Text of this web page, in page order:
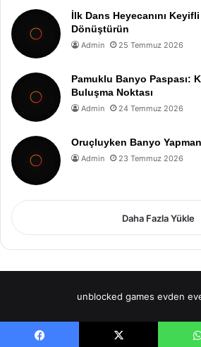
İlk Dans Heyecanını
Dönüştürün
Admin 25 Temmuz 2026
Pamuklu Banyo Paspası:
Buluşma Noktası
Admin 24 Temmuz 2026
Oruçluyken Banyo
Admin 23 Temmuz 2026
Daha Fazla Yükle
unblocked games evden